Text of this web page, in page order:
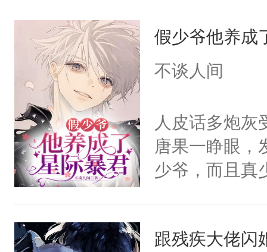
假少爷他养成
不谈人间
人皮话多炮灰
唐果一睁眼，
少爷，而且真
田。种田好，
跟残疾大佬闪